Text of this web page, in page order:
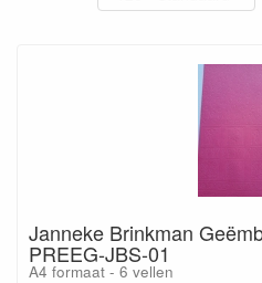
Janneke Brinkman
PREEG-JBS-01
A4 formaat - 6 vellen